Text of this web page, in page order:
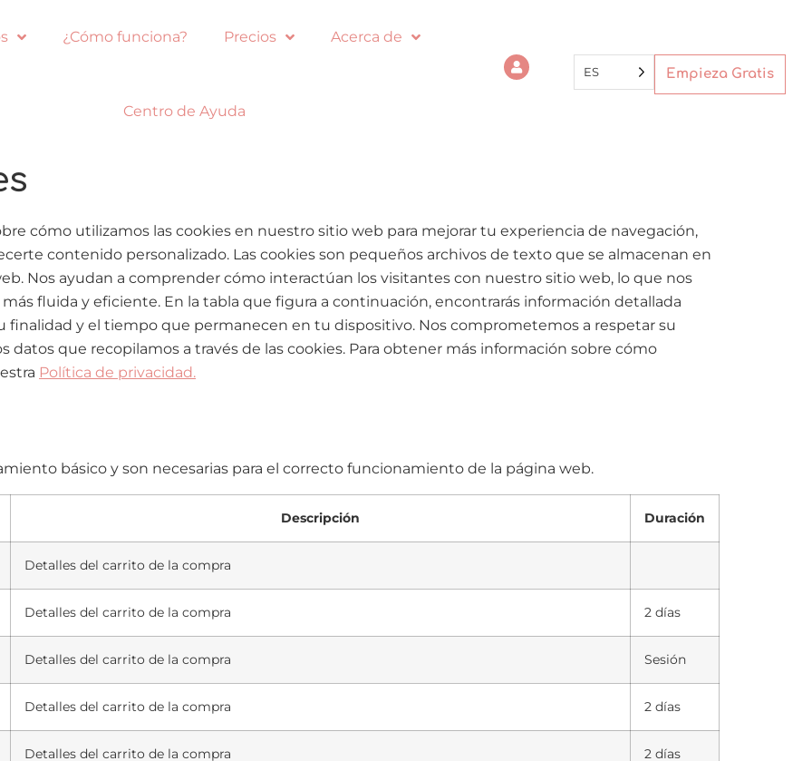
¿Cómo funciona? Precios Acerca de
Centro de Ayuda
ES Empieza Gratis
cómo utilizamos las cookies en nuestro sitio web para mejorar tu experiencia de navegación,
contenido personalizado. Las cookies son pequeños archivos de texto que se almacenan en
Nos ayudan a comprender cómo interactúan los visitantes con nuestro sitio web, lo que nos
fluida y eficiente. En la tabla que figura a continuación, encontrarás información detallada
finalidad y el tiempo que permanecen en tu dispositivo. Nos comprometemos a respetar su
datos que recopilamos a través de las cookies. Para obtener más información sobre cómo
Política de privacidad.
básico y son necesarias para el correcto funcionamiento de la página web.
Descripción Duración
Detalles del carrito de la compra
Detalles del carrito de la compra 2 días
Detalles del carrito de la compra Sesión
Detalles del carrito de la compra 2 días
Detalles del carrito de la compra 2 días